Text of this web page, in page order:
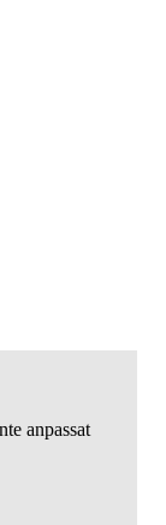
anpassat